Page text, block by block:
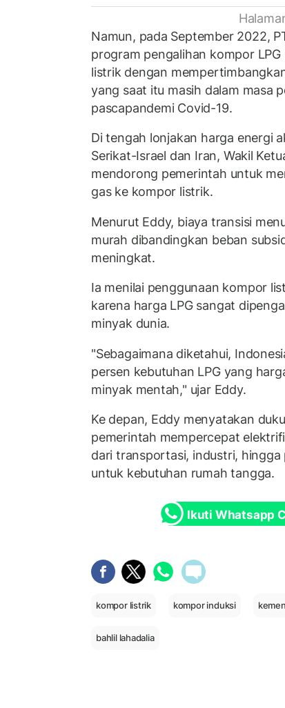
Namun, pada September 2022,
program pengalihan kompor
listrik dengan
yang saat itu masih dalam masa
pascapandemi Covid-19.
Di tengah lonjakan harga energi
Serikat-Israel dan Iran, Wakil
mendorong pemerintah untuk
gas ke kompor listrik.
Menurut Eddy, biaya transisi
murah dibandingkan beban
meningkat.
Ia menilai penggunaan kompor
karena harga LPG sangat
minyak dunia.
"Sebagaimana diketahui,
persen kebutuhan LPG yang
minyak mentah," ujar Eddy.
Ke depan, Eddy menyatakan
pemerintah mempercepat
dari transportasi, industri,
untuk kebutuhan rumah tangga.
Ikuti Whatsapp
kompor listrik kompor induksi
bahlil lahadalia